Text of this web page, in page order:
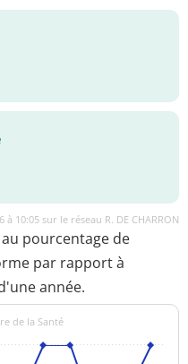
10:05 sur le réseau R. DE CHARRON
pourcentage de
par rapport à
année.
de la Santé